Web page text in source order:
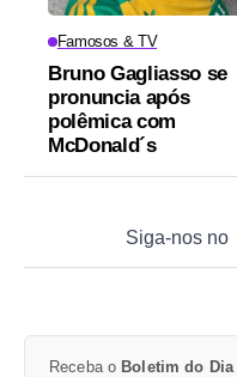
Famosos & TV
Bruno Gagliasso se
pronuncia após
polêmica com
McDonald´s
Siga-nos no
Receba o Boletim do Dia